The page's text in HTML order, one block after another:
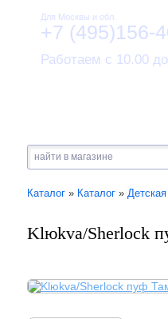
Для Москвы и обл.
+7 (495)156-
Работаем с 10.00
Каталог» Каталог»
Klюkva/Sherlock